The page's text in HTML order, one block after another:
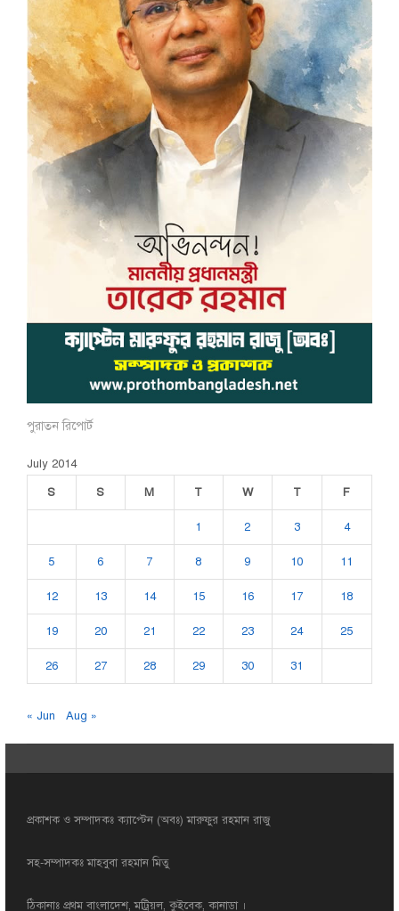
পুরাতন রিপোর্ট
July 2014
S
S M T W T F
1 2 3 4
5 6 7 8 9 10 11
12 13 14 15 16 17 18
19 20 21 22 23 24 25
26 27 28 29 30 31
« Jun Aug »
প্রকাশক ও সম্পাদকঃ ক্যাপ্টেন (অবঃ) মারুফুর রহমান রাজু
সহ-সম্পাদকঃ মাহবুবা রহমান মিতু
ঠিকানাঃ প্রথম বাংলাদেশ, মট্রিয়ল, কুইবেক, কানাডা ।